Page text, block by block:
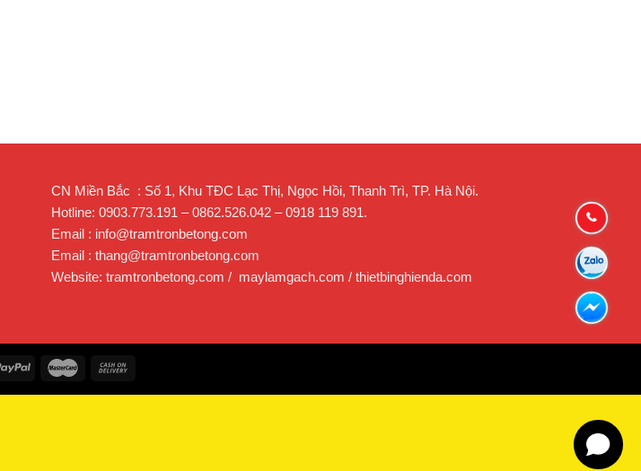
CN Miền Bắc : Số 1, Khu TĐC Lạc Thị, Ngọc Hồi, Thanh Trì, TP. Hà Nội.
Hotline: 0903.773.191 – 0862.526.042 – 0918 119 891.
Email : info@tramtronbetong.com
Email : thang@tramtronbetong.com
Website: tramtronbetong.com / maylamgach.com / thietbinghienda.com